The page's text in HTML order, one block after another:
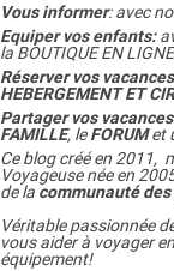
Vous informer:avec
Equiper vos enfants:
la BOUTIQUE EN LIGNE
Réserver vos
HEBERGEMENT ET
Partager vos vacances
FAMILLE, leFORUMet
Ce blog créé en 2011,
Voyageuse née en
de la communauté
Véritable passionnée
vous aider à voyager
équipement!